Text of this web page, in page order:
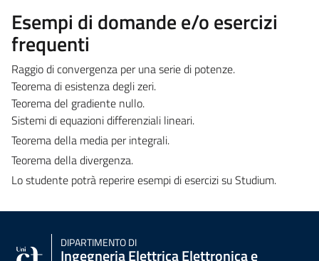
Esempi di domande e/o esercizi
frequenti
Raggio di convergenza per una serie di potenze.
Teorema di esistenza degli zeri.
Teorema del gradiente nullo.
Sistemi di equazioni differenziali lineari.
Teorema della media per integrali.
Teorema della divergenza.
Lo studente potrà reperire esempi di esercizi su Studium.
DIPARTIMENTO DI
Ingegneria Elettrica Elettronica e